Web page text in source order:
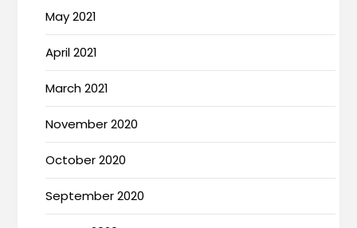
May 2021
April 2021
March 2021
November 2020
October 2020
September 2020